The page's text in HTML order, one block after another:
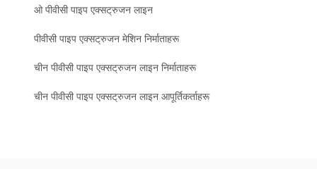
ओ पीवीसी पाइप एक्सट्रुजन लाइन
पीवीसी पाइप एक्सट्रुजन मेशिन निर्माताहरू
चीन पीवीसी पाइप एक्सट्रुजन लाइन निर्माताहरू
चीन पीवीसी पाइप एक्सट्रुजन लाइन आपूर्तिकर्ताहरू